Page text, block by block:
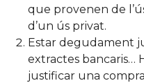
que provenen de
d’un ús privat.
Estar degudament
extractes bancaris…
justificar una